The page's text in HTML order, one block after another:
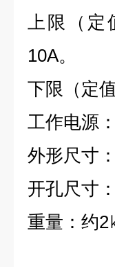
上限（定
10A。
下限（定
工作电源
外形尺寸
开孔尺寸
重量：约2